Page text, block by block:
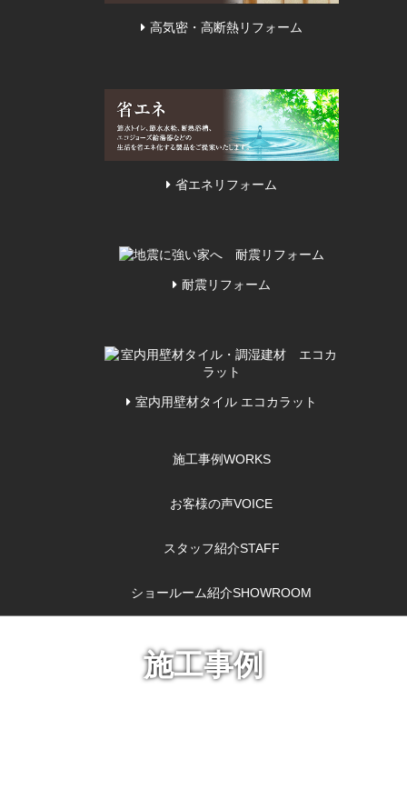
高気密・高断熱リフォーム
省エネリフォーム
耐震リフォーム
室内用壁材タイル エコカラット
施工事例WORKS
お客様の声VOICE
スタッフ紹介STAFF
ショールーム紹介SHOWROOM
施工事例